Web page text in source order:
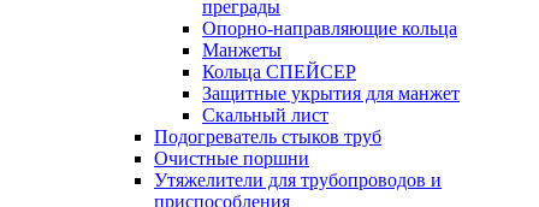
преграды
Опорно-направляющие кольца
Манжеты
Кольца СПЕЙСЕР
Защитные укрытия для манжет
Скальный лист
Подогреватель стыков труб
Очистные поршни
Утяжелители для трубопроводов и
приспособления